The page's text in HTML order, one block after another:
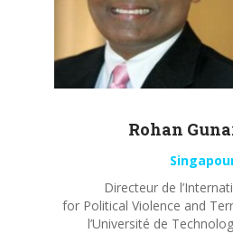
Rohan
Directeur de
for Political Violence and
l’Université de